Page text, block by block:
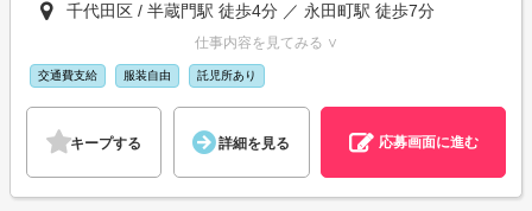
千代田区 / 半蔵門駅 徒歩4分 ／ 永田町駅 徒歩7分
仕事内容を見てみる ∨
交通費支給 服装自由 託児所あり
キープする 詳細を見る 応募画面に進む